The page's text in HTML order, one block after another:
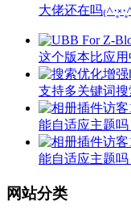
大佬还在吗
这个版本比应用
支持多关键词
访客
能自适应主题
访客
能自适应主题
网站分类